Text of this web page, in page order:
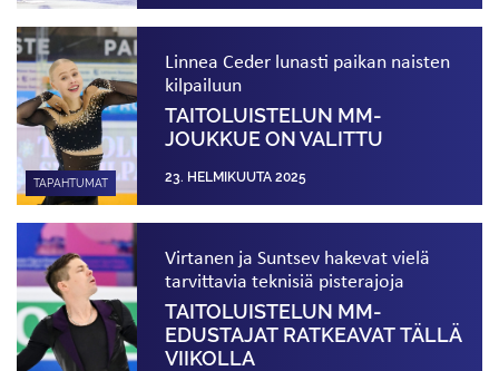
TAPAHTUMAT
Linnea Ceder lunasti paikan naisten
kilpailuun
TAITOLUISTELUN MM-
JOUKKUE ON VALITTU
23. HELMIKUUTA 2025
Virtanen ja Suntsev hakevat vielä
tarvittavia teknisiä pisterajoja
TAITOLUISTELUN MM-
EDUSTAJAT RATKEAVAT TÄLLÄ
VIIKOLLA